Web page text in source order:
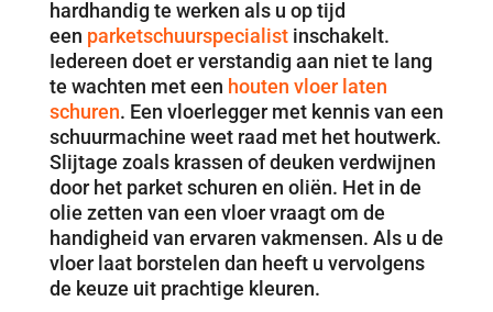
hardhandig te werken als u op tijd
een parketschuurspecialistinschakelt.
Iedereen doet er verstandig aan niet te lang
te wachten met een houten vloer laten
schuren. Een vloerlegger met kennis van een
schuurmachine weet raad met het houtwerk.
Slijtage zoals krassen of deuken verdwijnen
door het parket schuren en oliën. Het in de
olie zetten van een vloer vraagt om de
handigheid van ervaren vakmensen. Als u de
vloer laat borstelen dan heeft u vervolgens
de keuze uit prachtige kleuren.